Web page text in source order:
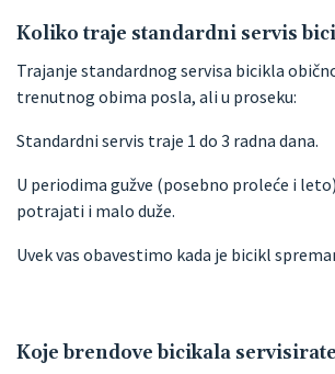
Koliko traje standardni servis
Trajanje standardnog servisa bicikla
trenutnog obima posla, ali u proseku:
Standardni servis traje 1 do 3 radna dana.
U periodima gužve (posebno proleće i
potrajati i malo duže.
Uvek vas obavestimo kada je bicikl
Koje brendove bicikala